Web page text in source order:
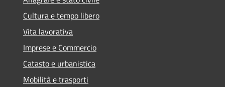
Cultura e tempo libero
Vita lavorativa
Imprese e Commercio
Catasto e urbanistica
Mobilità e trasporti